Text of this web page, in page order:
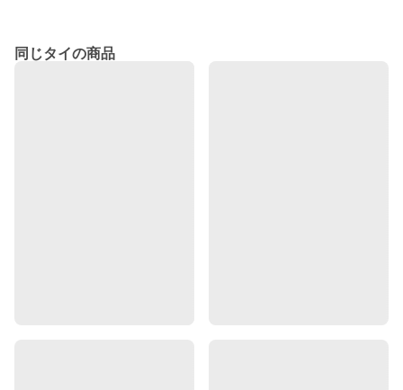
同じタイの商品